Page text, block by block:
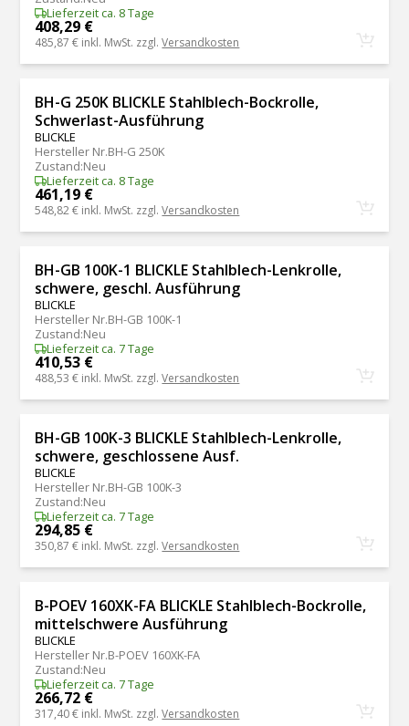
Lieferzeit ca. 8 Tage
408,29 €
485,87 € inkl. MwSt. zzgl.Versandkosten
BH-G 250K BLICKLE Stahlblech-Bockrolle,
Schwerlast-Ausführung
BLICKLE
Hersteller Nr.BH-G 250K
Zustand:Neu
Lieferzeit ca. 8 Tage
461,19 €
548,82 € inkl. MwSt. zzgl.Versandkosten
BH-GB 100K-1 BLICKLE Stahlblech-Lenkrolle,
schwere, geschl. Ausführung
BLICKLE
Hersteller Nr.BH-GB 100K-1
Zustand:Neu
Lieferzeit ca. 7 Tage
410,53 €
488,53 € inkl. MwSt. zzgl.Versandkosten
BH-GB 100K-3 BLICKLE Stahlblech-Lenkrolle,
schwere, geschlossene Ausf.
BLICKLE
Hersteller Nr.BH-GB 100K-3
Zustand:Neu
Lieferzeit ca. 7 Tage
294,85 €
350,87 € inkl. MwSt. zzgl.Versandkosten
B-POEV 160XK-FA BLICKLE Stahlblech-Bockrolle,
mittelschwere Ausführung
BLICKLE
Hersteller Nr.B-POEV 160XK-FA
Zustand:Neu
Lieferzeit ca. 7 Tage
266,72 €
317,40 € inkl. MwSt. zzgl.Versandkosten